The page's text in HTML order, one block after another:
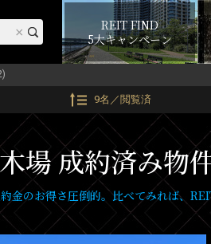
REIT FIND
5大キャンペーン
9名／閲覧済
場 成約済み物
金のお得さ圧倒的。比べてみれば、